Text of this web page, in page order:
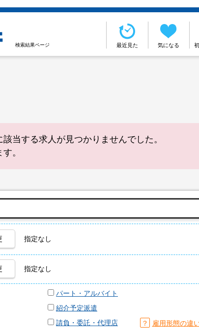
検索結果ページ 最近見た 気になる
当する求人が見つかりませんでした。
。
指定なし
指定なし
パート・アルバイト
紹介予定派遣
請負・委託・代理店 ？ 雇用形態の違